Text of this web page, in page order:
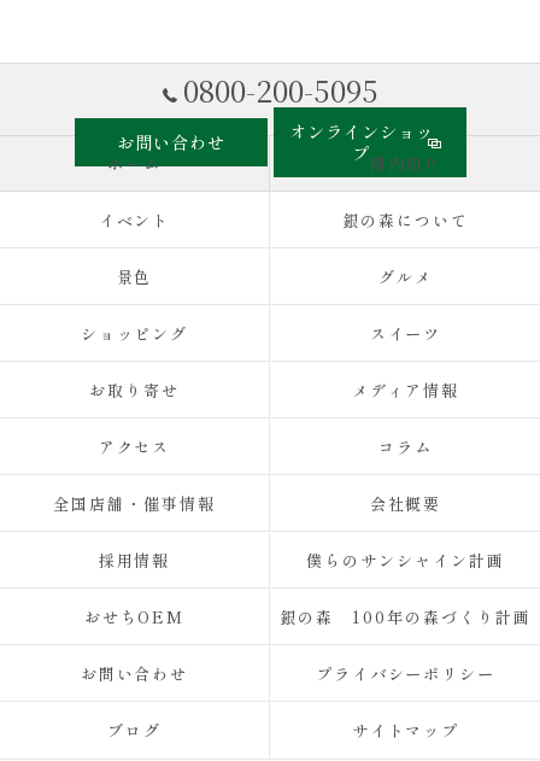
0800-200-5095
お問い合わせ
オンラインショッ
プ
ホーム 園内紹介
イベント 銀の森について
景色 グルメ
ショッピング スイーツ
お取り寄せ メディア情報
アクセス コラム
全国店舗・催事情報 会社概要
採用情報 僕らのサンシャイン計画
おせちOEM 銀の森 100年の森づくり計画
お問い合わせ プライバシーポリシー
ブログ サイトマップ